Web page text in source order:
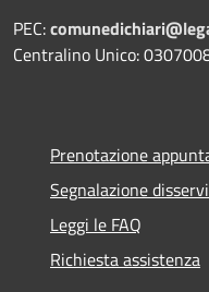
PEC:
Centralino Unico:
Prenotazione
Segnalazione
Leggi le FAQ
Richiesta assistenza